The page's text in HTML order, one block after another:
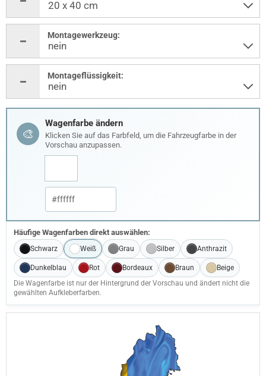
Montagewerkzeug:
Montageflüssigkeit:
🎨
Wagenfarbe ändern
Klicken Sie auf das Farbfeld, um die Fahrzeugfarbe in der
Vorschau anzupassen.
Häufige Wagenfarben direkt auswählen:
Schwarz Weiß Grau Silber Anthrazit
Dunkelblau Rot Bordeaux Braun
Beige
Die Wagenfarbe ist nur der Hintergrund der Vorschau und ändert nicht die
gewählten Aufkleberfarben.